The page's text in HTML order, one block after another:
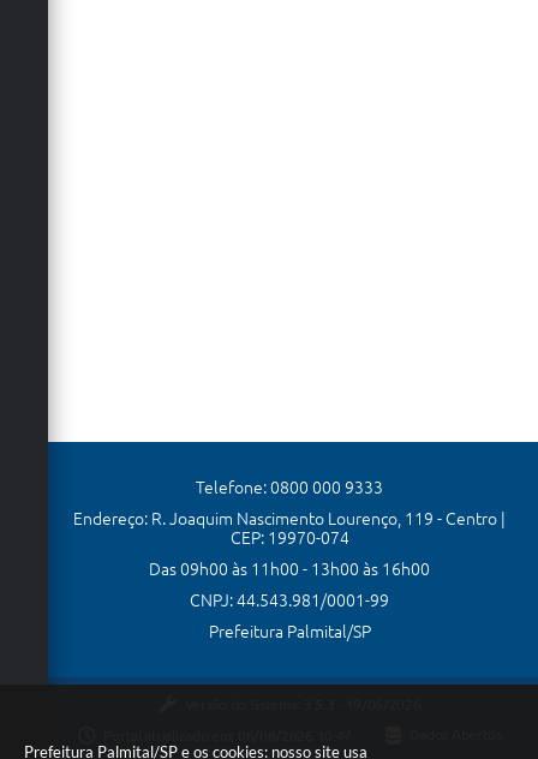
Prefeitura Palmital/SP e os cookies: nosso site usa
Telefone: 0800 000 9333
Endereço: R. Joaquim Nascimento Lourenço, 119 - Centro |
CEP: 19970-074
Das 09h00 às 11h00 - 13h00 às 16h00
CNPJ: 44.543.981/0001-99
Prefeitura Palmital/SP